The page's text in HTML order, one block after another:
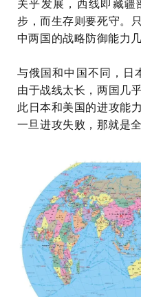
关乎发展，西线即藏疆
步，而生存则要死守。
中两国的战略防御能力
与俄国和中国不同，日
由于战线太长，两国几
此日本和美国的进攻能
一旦进攻失败，那就是